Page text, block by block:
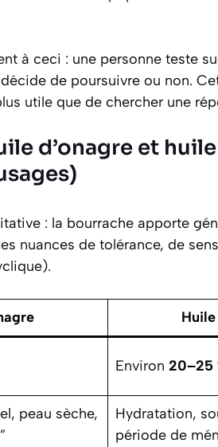
à ceci : une personne teste
de poursuivre ou non.
utile que de chercher une
d’onagre et
: la bourrache apporte
nuances de tolérance, de
Environ 20–25
peau sèche,
Hydratation,
période de